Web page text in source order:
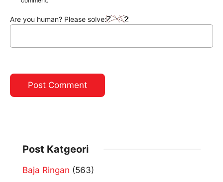
Are you human? Please solve:
Post Katgeori
Baja Ringan (563)